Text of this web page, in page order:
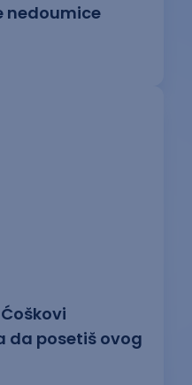
nedoumice
da posetiš ovog